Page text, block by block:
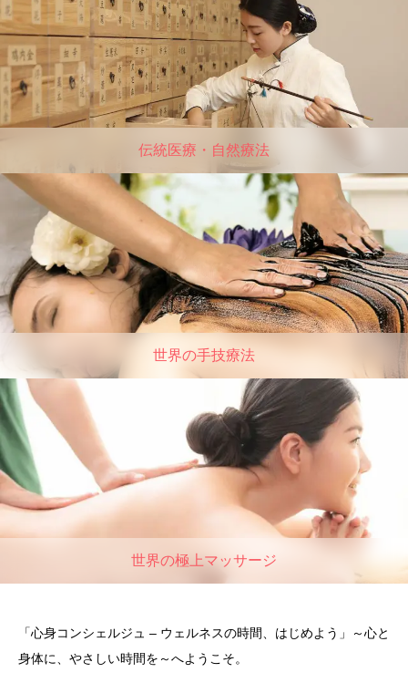
伝統医療・自然療法
世界の手技療法
世界の極上マッサージ
「心身コンシェルジュ – ウェルネスの時間、はじめよう」～心と
身体に、やさしい時間を～へようこそ。